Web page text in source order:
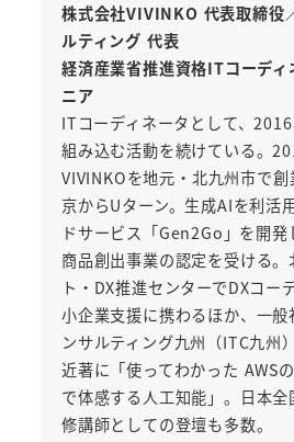
株式会社VIVINKO 代表取締役
ルティング 代表
経済産業省推進資格ITコーデ
ニア
ITコーディネータとして、
組み込む活動を続けている。
VIVINKOを地元・北九州市で
京からUターン。生成AIを利活
ドサービス「Gen2Go」を開
商品創出事業の認定を受ける。
ト・DX推進センターでDXコー
小企業支援に携わるほか、一
ンサルティング九州（ITC九州
近著に「使ってわかった AWS
で体感する人工知能」。日本
修講師としての登壇も多数。